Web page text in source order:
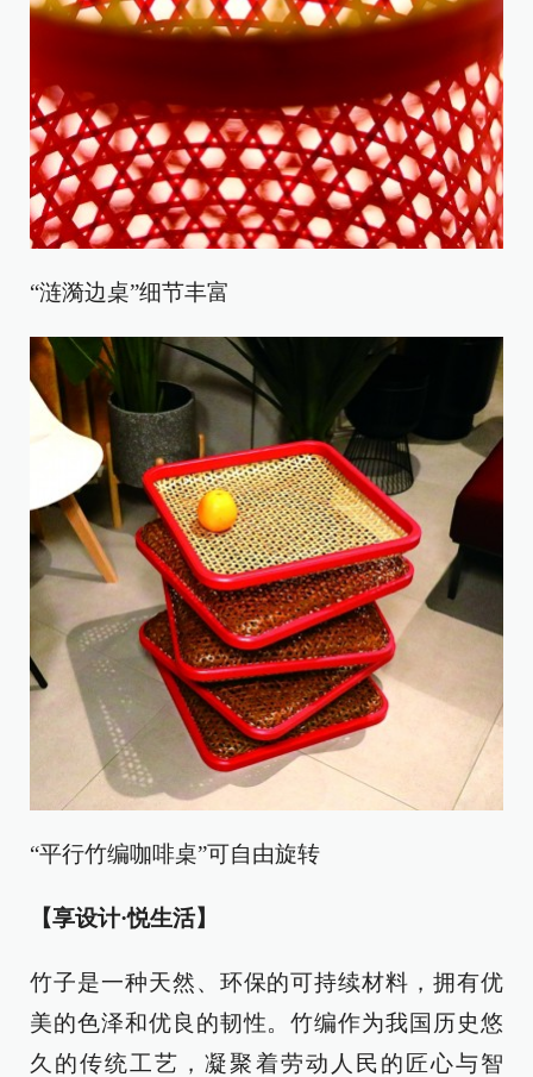
“涟漪边桌”细节丰富
“平行竹编咖啡桌”可自由旋转
【享设计·悦生活】
竹子是一种天然、环保的可持续材料，拥有优
美的色泽和优良的韧性。竹编作为我国历史悠
久的传统工艺，凝聚着劳动人民的匠心与智